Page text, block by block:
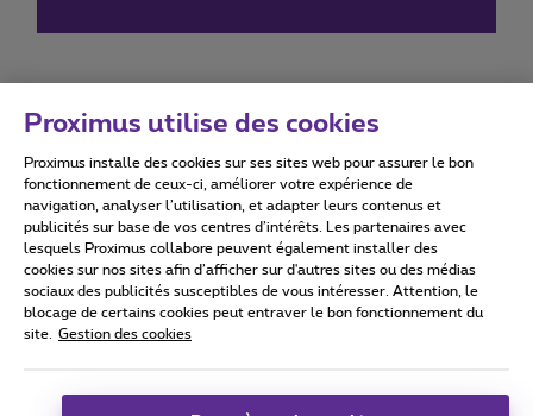
Conditions d'utilisation Accessibility statement
Tous droits réservés. © 2026 Proximus
Conditions générales, info consommateur
Proximus utilise des cookies
Proximus installe des cookies sur ses sites web pour assurer le bon
fonctionnement de ceux-ci, améliorer votre expérience de
navigation, analyser l’utilisation, et adapter leurs contenus et
publicités sur base de vos centres d’intérêts. Les partenaires avec
lesquels Proximus collabore peuvent également installer des
cookies sur nos sites afin d’afficher sur d'autres sites ou des médias
sociaux des publicités susceptibles de vous intéresser. Attention, le
blocage de certains cookies peut entraver le bon fonctionnement du
site.
Gestion des cookies